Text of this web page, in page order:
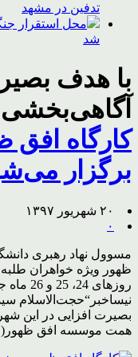
تدفین در مشهد
شد
با هدف
کارگاه افق
برگزار
۲۰ شهریور ۱۳۹۷
۰
مسوول نهاد رهبری
ظهور ویژه خواهران
روزهای
نیساخبر“حجت‌الاسلام
بصیرت افزایی در این
همت موسسه افق ظهور(